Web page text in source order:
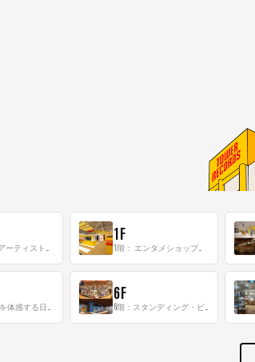
1F
1階： エンタメショップならではのイマーシブ空間
6F